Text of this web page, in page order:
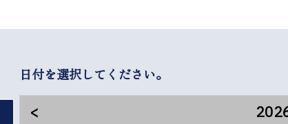
日付を選択してください。
<